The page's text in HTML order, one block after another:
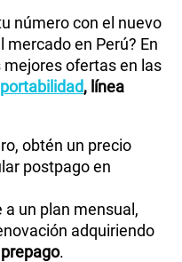
número con el nuevo
mercado en Perú? En
ofertas en las
portabilidad, línea
obtén un precio
postpago en
un plan mensual,
adquiriendo
prepago.